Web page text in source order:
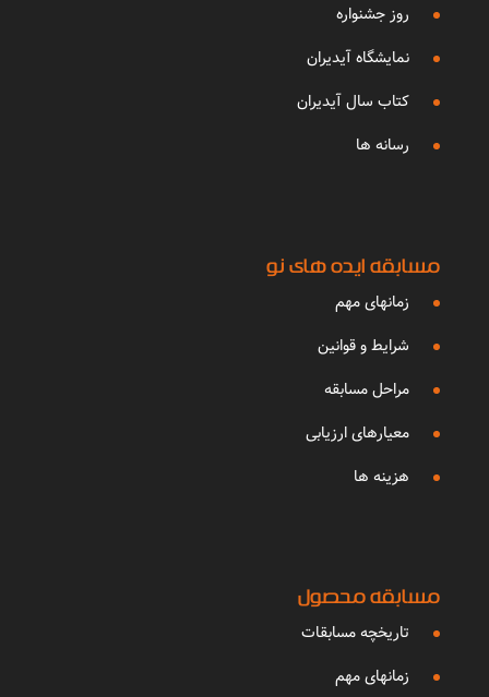
روز جشنواره
نمایشگاه آیدیران
کتاب سال آیدیران
رسانه ها
مسابقه ایده های نو
زمانهای مهم
شرایط و قوانین
مراحل مسابقه
معیارهای ارزیابی
هزینه ها
مسابقه محصول
تاریخچه مسابقات
زمانهای مهم